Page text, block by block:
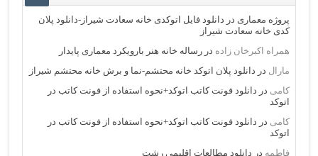
پروژه معماری در دانلود فایل اتوکدی خانه سعادت شیراز-دانلود پلان
کدی خانه سعادت شیراز
همراه اکبرخان زاده دررساله خانه هنر بارویکرد معماری پایدار
مارال در دانلود پلان اتوکد خانه محتشم-نما و برش خانه محتشم شیراز
کامی در دانلود فونت کاتب اتوکد+نحوه استفاده از فونت کاتب در
اتوکد
کامی در دانلود فونت کاتب اتوکد+نحوه استفاده از فونت کاتب در
اتوکد
فاطمه در دانلود مطالعات اقليمي رشت